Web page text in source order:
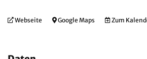
Webseite Google Maps Zum